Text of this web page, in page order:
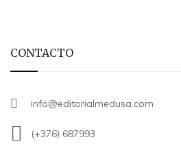
CONTACTO
info@editorialmedusa.com
(+376) 687993